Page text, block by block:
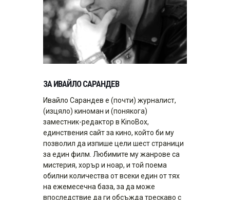
ЗА ИВАЙЛО САРАНДЕВ
Ивайло Сарандев е (почти) журналист,
(изцяло) киноман и (понякога)
заместник-редактор в KinoBox,
единствения сайт за кино, който би му
позволил да изпише цели шест страници
за един филм. Любимите му жанрове са
мистерия, хорър и ноар, и той поема
обилни количества от всеки един от тях
на ежемесечна база, за да може
впоследствие да ги обсъжда трескаво с